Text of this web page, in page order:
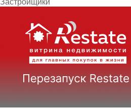
Застройщики